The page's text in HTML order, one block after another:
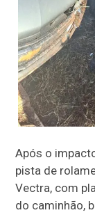
Após o
pista de
Vectra, com
do caminhão,